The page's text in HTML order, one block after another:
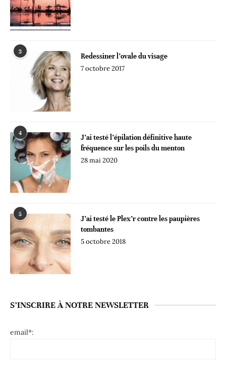
3
Redessiner l’ovale du visage
7 octobre 2017
4
J’ai testé l’épilation définitive haute
fréquence sur les poils du menton
28 mai 2020
5
J’ai testé le Plex’r contre les paupières
tombantes
5 octobre 2018
S’INSCRIRE À NOTRE NEWSLETTER
email*: